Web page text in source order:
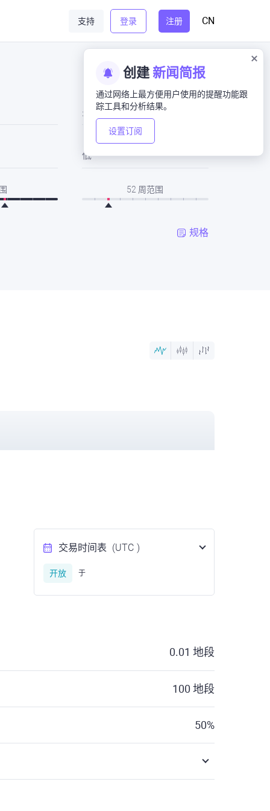
支持 登录 注册 CN
创建 新闻简报
通过网络上最方便用户使用的提醒功能跟
踪工具和分析结果。
设置订阅
关闭
低
52 周范围
规格
交易时间表 (UTC )
开放 于
0.01 地段
100 地段
50%